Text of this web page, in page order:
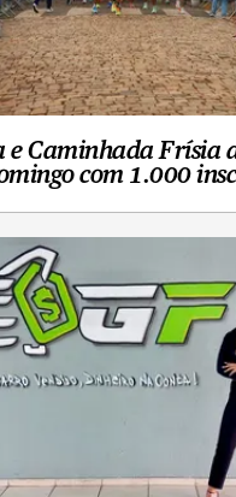
e Caminhada Frísia
com 1.000